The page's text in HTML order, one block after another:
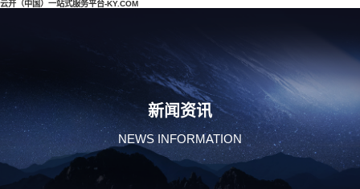
云开（中国）一站式服务平台-KY.COM
新闻资讯
NEWS INFORMATION